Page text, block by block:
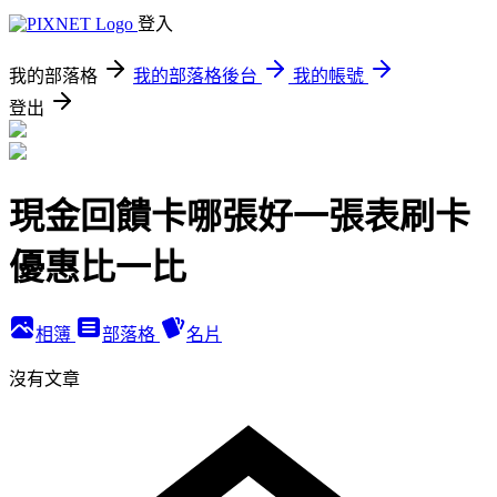
登入
我的部落格 我的部落格後台
我的帳號
登出
現金回饋卡哪張好一張表刷卡
優惠比一比
相簿 部落格 名片
沒有文章